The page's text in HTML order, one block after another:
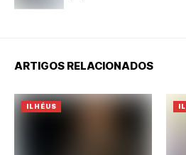
ARTIGOS RELACIONADOS
ILHÉUS